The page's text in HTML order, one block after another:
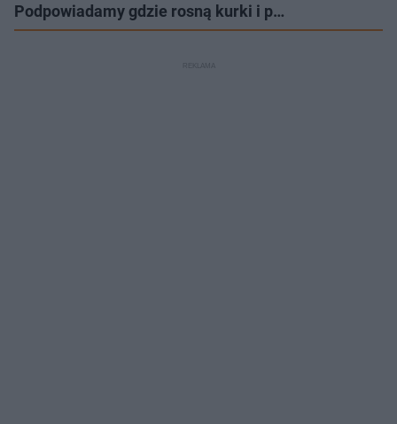
Podpowiadamy gdzie rosną kurki i p…